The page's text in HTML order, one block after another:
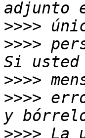
>>>>
>>>>
>>>>
>>>>
>>>>